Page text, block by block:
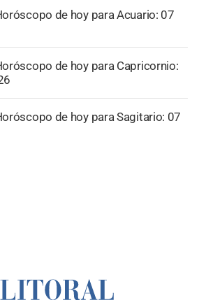
de hoy para Acuario: 07
de hoy para Capricornio:
de hoy para Sagitario: 07